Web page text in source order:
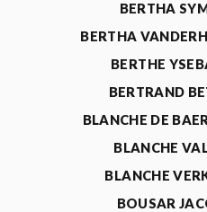
BERTHA
BERTHA
BERTHE
BERTRAND
BLANCHE DE
BLANCHE
BLANCHE
BOUSAR